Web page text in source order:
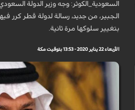
السعودية_الكوثر: وجه وزير الدولة
الجبير، من جديد، رسالة لدولة قطر كرر
بتغيير سلوكها مرة ثانية.
الأربعاء 22 يناير 2020 - 13:53 بتوقيت مكة